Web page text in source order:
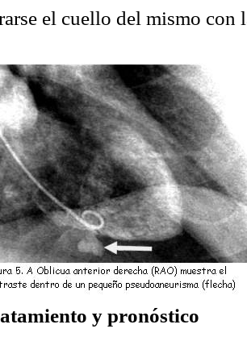
el cuello del mismo
y pronóstico